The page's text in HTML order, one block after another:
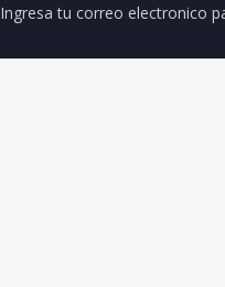
Ingresa tu correo electronico